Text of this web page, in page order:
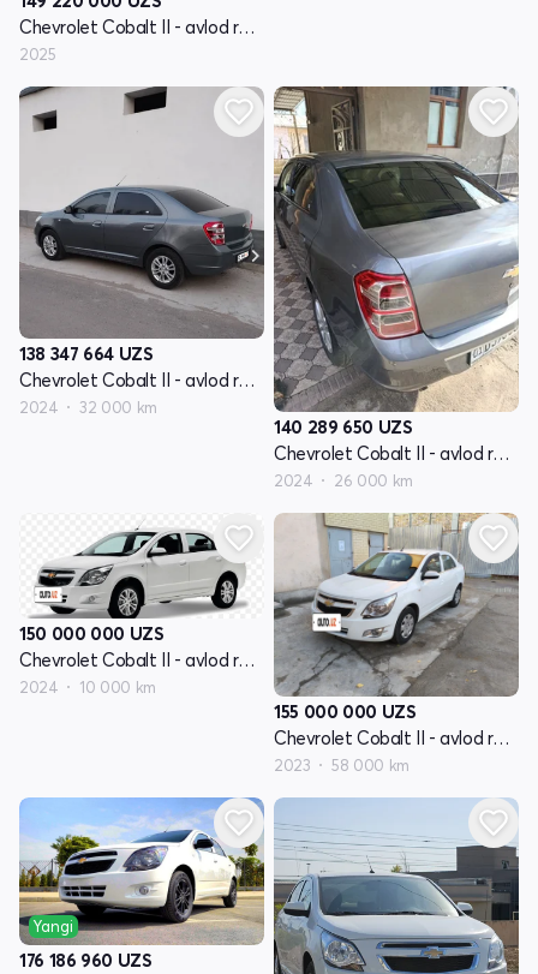
Chevrolet Cobalt II - avlod restayling
2025
138 347 664 UZS
Chevrolet Cobalt II - avlod restayling
2024 32 000 km
140 289 650 UZS
Chevrolet Cobalt II - avlod restayling
2024 26 000 km
150 000 000 UZS
Chevrolet Cobalt II - avlod restayling
2024 10 000 km
155 000 000 UZS
Chevrolet Cobalt II - avlod restayling
2023 58 000 km
Yangi
176 186 960 UZS